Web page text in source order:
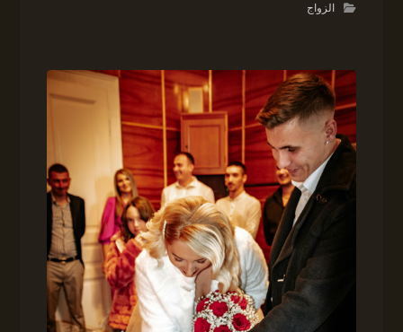
الزواج